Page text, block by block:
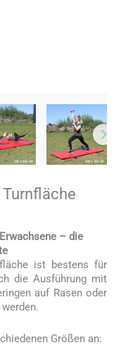
– die
ist bestens für
die Ausführung mit
auf Rasen oder
Größen an: